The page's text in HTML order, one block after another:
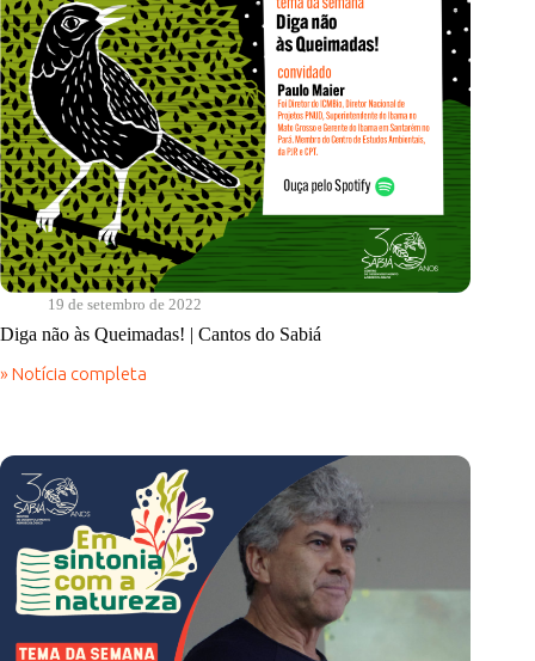
19 de setembro de 2022
Diga não às Queimadas! | Cantos do Sabiá
» Notícia completa
Diga
|
Cantos
do
Sabiá